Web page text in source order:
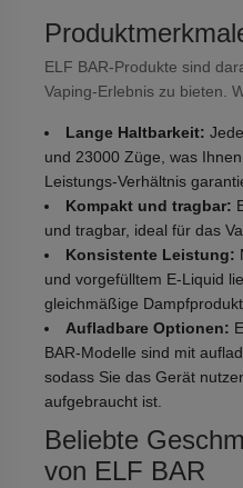
ELF BAR-Produkte sind
Vaping-Erlebnis zu bieten.
Lange Haltbarkeit:
und 23000 Züge, was
Leistungs-Verhältnis
Kompakt und tragbar:
und tragbar, ideal für das
Konsistente Leistung:
und vorgefülltem E-Liquid
gleichmäßige
Aufladbare Optionen:
BAR-Modelle sind mit
sodass Sie das Gerät
aufgebraucht ist.
Beliebte
von ELF BAR